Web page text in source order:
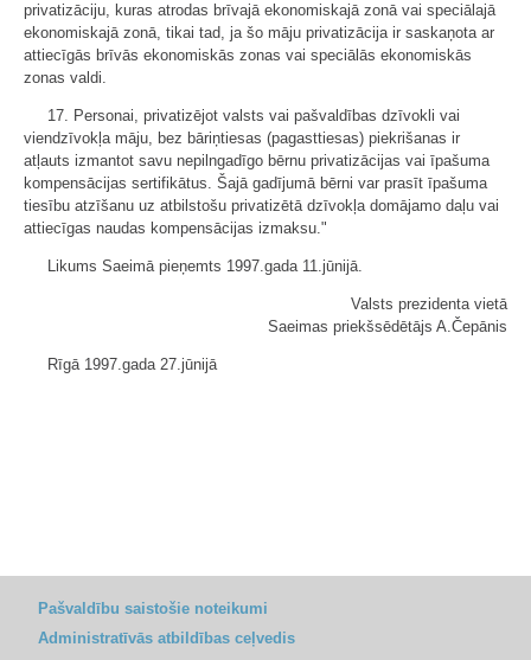
privatizāciju, kuras atrodas brīvajā ekonomiskajā zonā vai speciālajā
ekonomiskajā zonā, tikai tad, ja šo māju privatizācija ir saskaņota ar
attiecīgās brīvās ekonomiskās zonas vai speciālās ekonomiskās
zonas valdi.
17. Personai, privatizējot valsts vai pašvaldības dzīvokli vai
viendzīvokļa māju, bez bāriņtiesas (pagasttiesas) piekrišanas ir
atļauts izmantot savu nepilngadīgo bērnu privatizācijas vai īpašuma
kompensācijas sertifikātus. Šajā gadījumā bērni var prasīt īpašuma
tiesību atzīšanu uz atbilstošu privatizētā dzīvokļa domājamo daļu vai
attiecīgas naudas kompensācijas izmaksu."
Likums Saeimā pieņemts 1997.gada 11.jūnijā.
Valsts prezidenta vietā
Saeimas priekšsēdētājs A.Čepānis
Rīgā 1997.gada 27.jūnijā
Pašvaldību saistošie noteikumi
Administratīvās atbildības ceļvedis